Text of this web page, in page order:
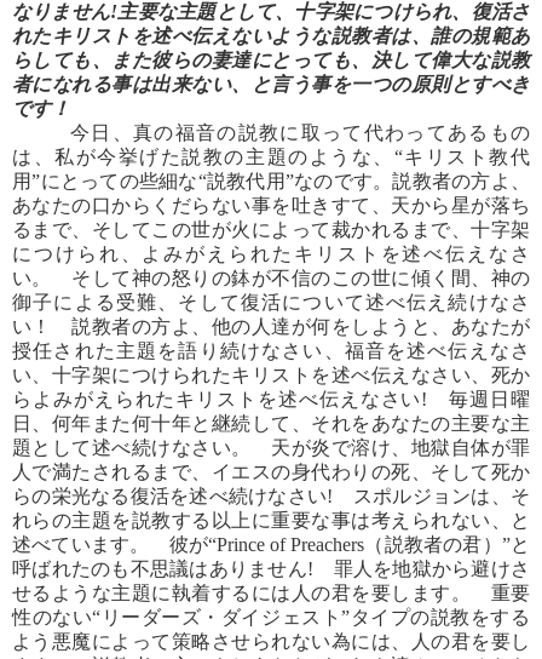
なりません!主要な主題として、十字架につけられ、復活さ
れたキリストを述べ伝えないような説教者は、誰の規範あ
らしても、また彼らの妻達にとっても、決して偉大な説教
者になれる事は出来ない、と言う事を一つの原則とすべき
です！
今日、真の福音の説教に取って代わってあるもの
は、私が今挙げた説教の主題のような、“キリスト教代
用”にとっての些細な“説教代用”なのです。説教者の方よ、
あなたの口からくだらない事を吐きすて、天から星が落ち
るまで、そしてこの世が火によって裁かれるまで、十字架
につけられ、よみがえられたキリストを述べ伝えなさ
い。 そして神の怒りの鉢が不信のこの世に傾く間、神の
御子による受難、そして復活について述べ伝え続けなさ
い！ 説教者の方よ、他の人達が何をしようと、あなたが
授任された主題を語り続けなさい、福音を述べ伝えなさ
い、十字架につけられたキリストを述べ伝えなさい、死か
らよみがえられたキリストを述べ伝えなさい! 毎週日曜
日、何年また何十年と継続して、それをあなたの主要な主
題として述べ続けなさい。 天が炎で溶け、地獄自体が罪
人で満たされるまで、イエスの身代わりの死、そして死か
らの栄光なる復活を述べ続けなさい! スポルジョンは、そ
れらの主題を説教する以上に重要な事は考えられない、と
述べています。 彼が“Prince of Preachers（説教者の君）”と
呼ばれたのも不思議はありません! 罪人を地獄から避けさ
せるような主題に執着するには人の君を要します。 重要
性のない“リーダーズ・ダイジェスト”タイプの説教をする
よう悪魔によって策略させられない為には、人の君を要し